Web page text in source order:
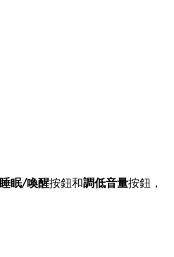
睡眠/喚醒按鈕和調低音量按鈕，